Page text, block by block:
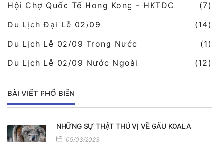
Hội Chợ Quốc Tế Hong Kong - HKTDC
(7)
Du Lịch Đại Lễ 02/09
(14)
Du Lịch Lễ 02/09 Trong Nước
(1)
Du Lịch Lễ 02/09 Nước Ngoài
(12)
BÀI VIẾT PHỔ BIẾN
NHỮNG SỰ THẬT THÚ VỊ VỀ GẤU KOALA
09/03/2023